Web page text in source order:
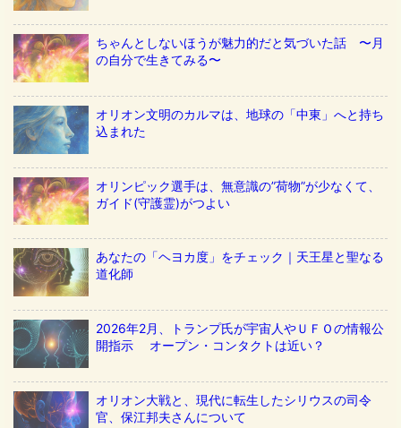
ちゃんとしないほうが魅力的だと気づいた話 〜月
の自分で生きてみる〜
オリオン文明のカルマは、地球の「中東」へと持ち
込まれた
オリンピック選手は、無意識の”荷物”が少なくて、
ガイド(守護霊)がつよい
あなたの「ヘヨカ度」をチェック｜天王星と聖なる
道化師
2026年2月、トランプ氏が宇宙人やＵＦＯの情報公
開指示 オープン・コンタクトは近い？
オリオン大戦と、現代に転生したシリウスの司令
官、保江邦夫さんについて